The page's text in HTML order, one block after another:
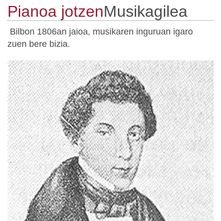
Pianoa jotzenMusikagilea
Bilbon 1806an jaioa, musikaren inguruan igaro
zuen bere bizia.